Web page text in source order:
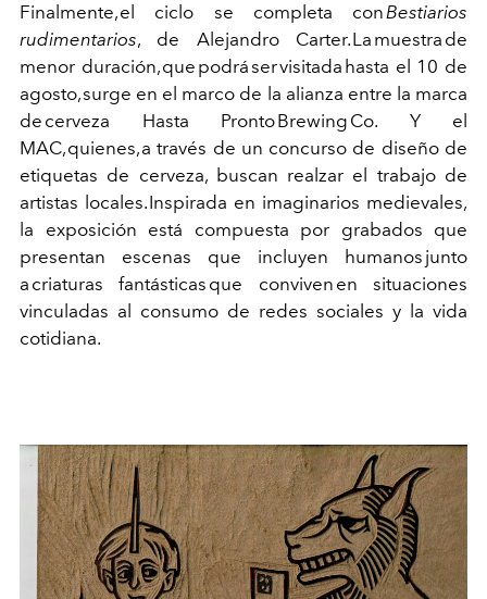
Finalmente, el ciclo se completa conBestiarios
rudimentarios, de Alejandro Carter.La muestra de
menor duración, que podrá ser visitada hasta el 10 de
agosto, surge en el marco de la alianza entre la marca
de cerveza Hasta ProntoBrewing Co. Y el
MAC, quienes, a través de un concurso de diseño de
etiquetas de cerveza, buscan realzar el trabajo de
artistas locales.Inspirada en imaginarios medievales,
la exposición está compuesta por grabados que
presentan escenas que incluyen humanos junto
a criaturas fantásticas que conviven en situaciones
vinculadas al consumo de redes sociales y la vida
cotidiana.